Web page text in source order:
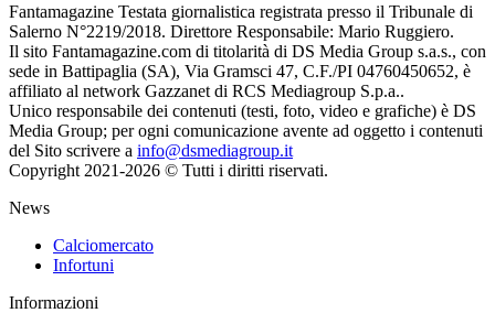
Fantamagazine Testata giornalistica registrata presso il Tribunale di
Salerno N°2219/2018. Direttore Responsabile: Mario Ruggiero.
Il sito Fantamagazine.com di titolarità di DS Media Group s.a.s., con
sede in Battipaglia (SA), Via Gramsci 47, C.F./PI 04760450652, è
affiliato al network Gazzanet di RCS Mediagroup S.p.a..
Unico responsabile dei contenuti (testi, foto, video e grafiche) è DS
Media Group; per ogni comunicazione avente ad oggetto i contenuti
del Sito scrivere a info@dsmediagroup.it
Copyright 2021-2026 © Tutti i diritti riservati.
News
Calciomercato
Infortuni
Informazioni